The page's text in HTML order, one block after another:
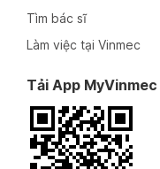
Tìm bác sĩ
Làm việc tại Vinmec
Tải App MyVinmec